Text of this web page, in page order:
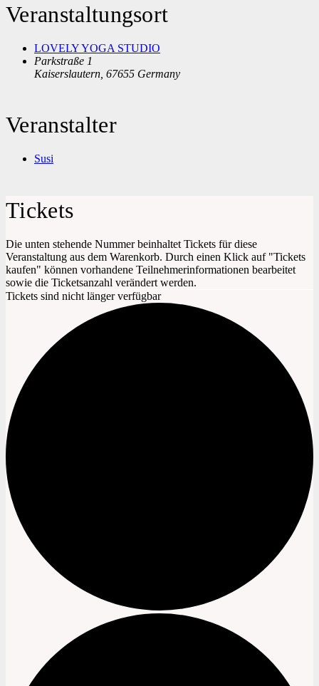
Veranstaltungsort
LOVELY YOGA STUDIO
Parkstraße 1
Kaiserslautern 67655 Germany
Veranstalter
Susi
Tickets
Die unten stehende Nummer beinhaltet Tickets für diese
Veranstaltung aus dem Warenkorb. Durch einen Klick auf "Tickets
kaufen" können vorhandene Teilnehmerinformationen bearbeitet
sowie die Ticketsanzahl verändert werden.
Tickets sind nicht länger verfügbar